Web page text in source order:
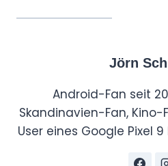
Jörn
Android-Fan seit
Skandinavien-Fan,
User eines Google Pixel